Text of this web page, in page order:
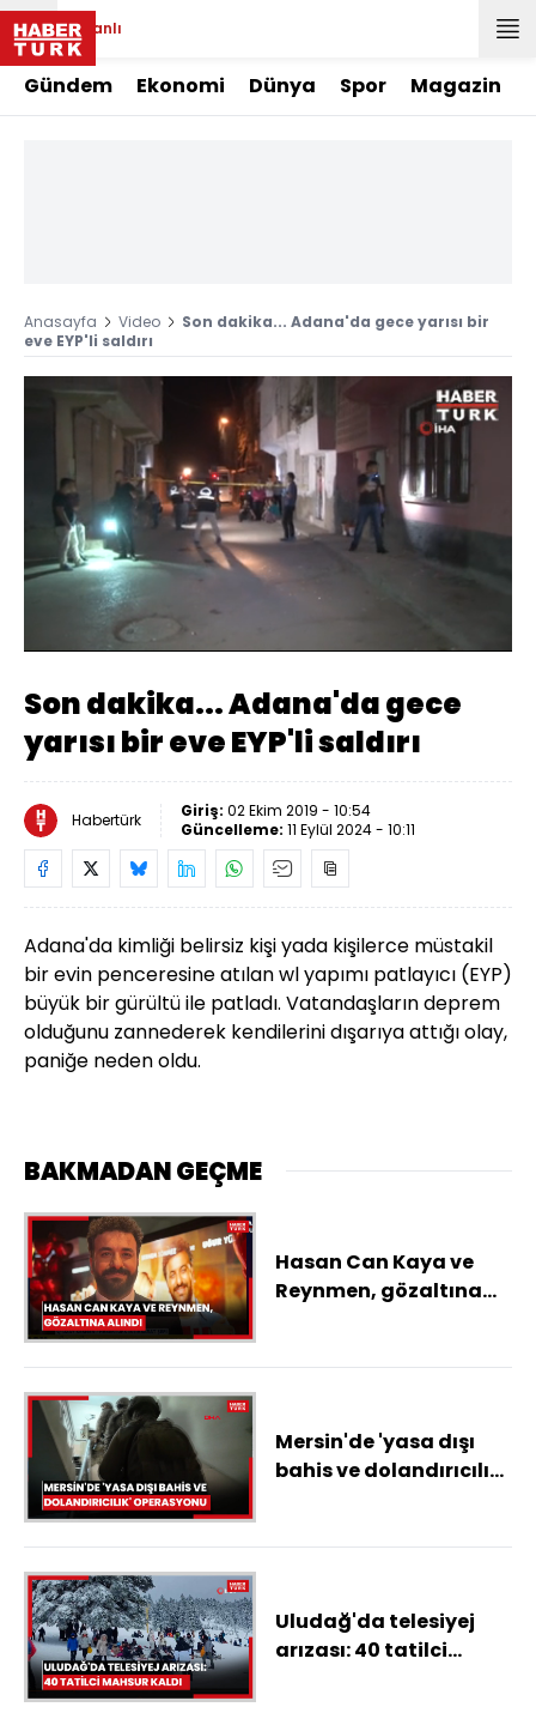
Canlı
Gündem Ekonomi Dünya Spor Magazin
Anasayfa Video
Son dakika... Adana'da gece yarısı bir
eve EYP'li saldırı
Sesi
Aç
Hızı
Son dakika... Adana'da gece
yarısı bir eve EYP'li saldırı
Habertürk Giriş: 02 Ekim 2019 - 10:54
Güncelleme: 11 Eylül 2024 - 10:11
Adana'da kimliği belirsiz kişi yada kişilerce müstakil
bir evin penceresine atılan wl yapımı patlayıcı (EYP)
büyük bir gürültü ile patladı. Vatandaşların deprem
olduğunu zannederek kendilerini dışarıya attığı olay,
paniğe neden oldu.
BAKMADAN GEÇME
Hasan Can Kaya ve
Reynmen, gözaltına
Mersin'de 'yasa dışı
bahis ve dolandırıcılık'
Uludağ'da telesiyej
arızası: 40 tatilci